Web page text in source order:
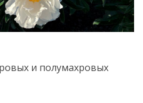
и полумахровых